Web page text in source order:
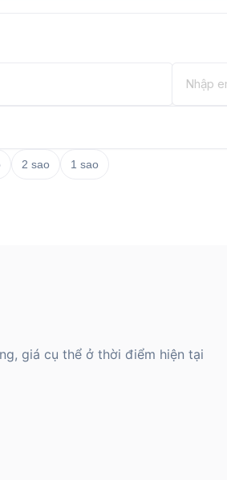
2 sao 1 sao
giá cụ thể ở thời điểm hiện tại